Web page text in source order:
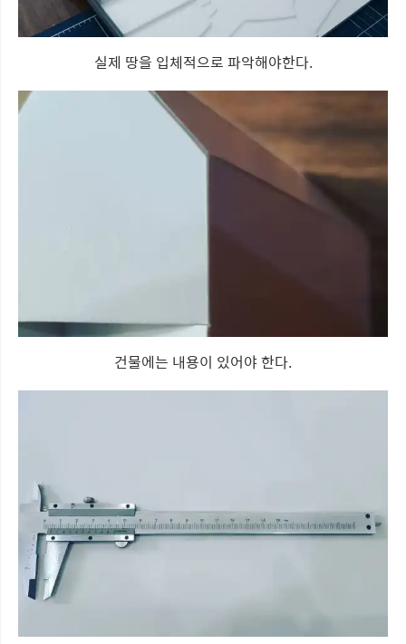
실제 땅을 입체적으로 파악해야한다.
건물에는 내용이 있어야 한다.